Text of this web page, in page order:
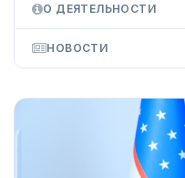
О ДЕЯТЕЛЬНОСТИ
НОВОСТИ